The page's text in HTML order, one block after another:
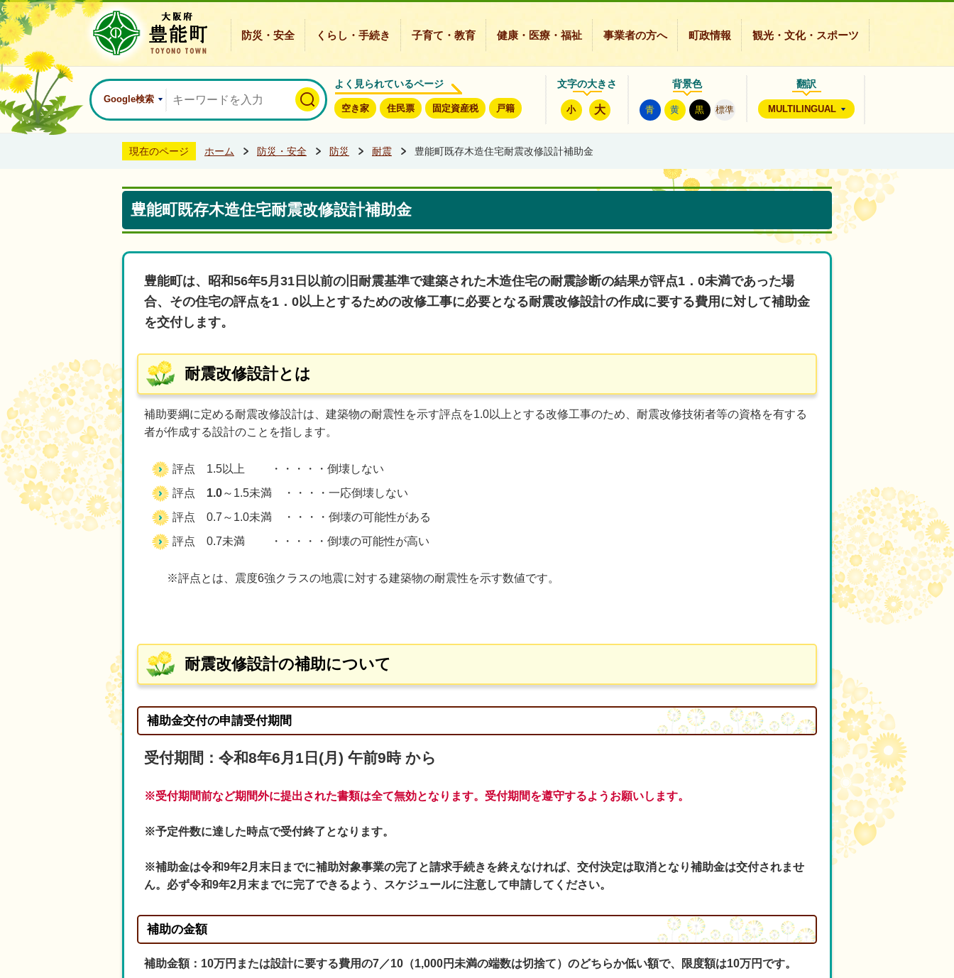
防災・安全 くらし・手続き 子育て・教育 健康・医療・福祉 事業者の方へ 町政情報 観光・文化・スポーツ
Google検索
よく見られているページ
空き家 住民票 固定資産税 戸籍
文字の大きさ
小 大
背景色
青 黄 黒 標準
翻訳
MULTILINGUAL
現在のページ ホーム 防災・安全 防災 耐震 豊能町既存木造住宅耐震改修設計補助金
豊能町既存木造住宅耐震改修設計補助金
豊能町は、昭和56年5月31日以前の旧耐震基準で建築された木造住宅の耐震診断の結果が評点1．0未満であった場
合、その住宅の評点を1．0以上とするための改修工事に必要となる耐震改修設計の作成に要する費用に対して補助金
を交付します。
耐震改修設計とは
補助要綱に定める耐震改修設計は、建築物の耐震性を示す評点を1.0以上とする改修工事のため、耐震改修技術者等の資格を有する
者が作成する設計のことを指します。
評点 1.5以上 ・・・・・倒壊しない
評点 1.0～1.5未満 ・・・・一応倒壊しない
評点 0.7～1.0未満 ・・・・倒壊の可能性がある
評点 0.7未満 ・・・・・倒壊の可能性が高い
※評点とは、震度6強クラスの地震に対する建築物の耐震性を示す数値です。
耐震改修設計の補助について
補助金交付の申請受付期間
受付期間：令和8年6月1日(月) 午前9時 から
※受付期間前など期間外に提出された書類は全て無効となります。受付期間を遵守するようお願いします。
※予定件数に達した時点で受付終了となります。
※補助金は令和9年2月末日までに補助対象事業の完了と請求手続きを終えなければ、交付決定は取消となり補助金は交付されませ
ん。必ず令和9年2月末までに完了できるよう、スケジュールに注意して申請してください。
補助の金額
補助金額：10万円または設計に要する費用の7／10（1,000円未満の端数は切捨て）のどちらか低い額で、限度額は10万円です。